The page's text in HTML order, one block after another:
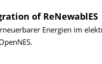
of ReNewablES
Energien im